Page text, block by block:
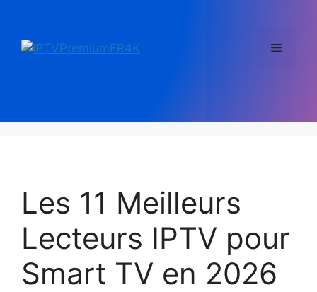
Les 11 Meilleurs
Lecteurs IPTV pour
Smart TV​ en 2026